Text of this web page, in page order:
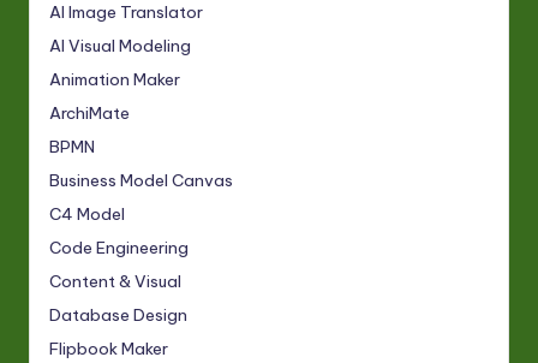
AI Image Translator
AI Visual Modeling
Animation Maker
ArchiMate
BPMN
Business Model Canvas
C4 Model
Code Engineering
Content & Visual
Database Design
Flipbook Maker